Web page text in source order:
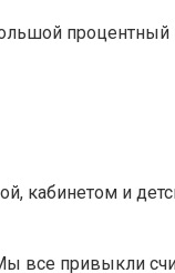
кабинетом и
все привыкли